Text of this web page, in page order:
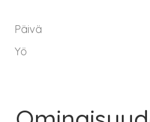
Päivä
Yö